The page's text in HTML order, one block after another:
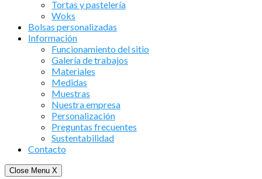
Tortas y pastelería
Woks
Bolsas personalizadas
Información
Funcionamiento del sitio
Galería de trabajos
Materiales
Medidas
Muestras
Nuestra empresa
Personalización
Preguntas frecuentes
Sustentabilidad
Contacto
Close Menu X